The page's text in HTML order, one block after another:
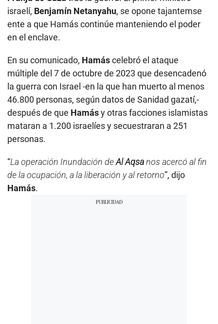
israelí, Benjamín Netanyahu, se opone tajantemse
ente a que Hamás continúe manteniendo el poder
en el enclave.
En su comunicado, Hamáscelebró el ataque
múltiple del 7 de octubre de 2023 que desencadenó
la guerra con Israel -en la que han muerto al menos
46.800 personas, según datos de Sanidad gazatí,-
después de que Hamásy otras facciones islamistas
mataran a 1.200 israelíes y secuestraran a 251
personas.
“La operación Inundación deAl Aqsanos acercó al fin
de la ocupación, a la liberación y al retorno”, dijo
Hamás.